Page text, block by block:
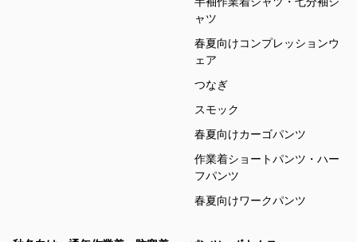
ャツ
春夏向けコンプレッションウ
ェア
つなぎ
スモック
春夏向けカーゴパンツ
作業着ショートパンツ・ハー
フパンツ
春夏向けワークパンツ